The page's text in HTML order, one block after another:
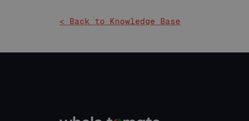
< Back to Knowledge Base